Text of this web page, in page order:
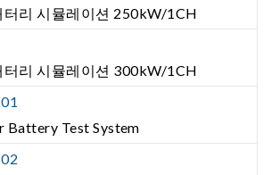
터리 시뮬레이션 250kW/1CH
터리 시뮬레이션 300kW/1CH
Battery Test System